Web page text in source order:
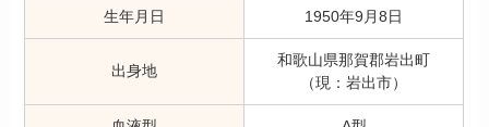
生年月日 1950年9月8日
出身地
和歌山県那賀郡岩出町
（現：岩出市）